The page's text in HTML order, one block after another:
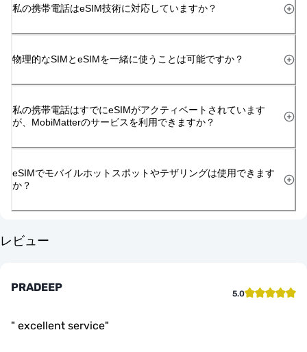
私の携帯電話はeSIM技術に対応していますか？
物理的なSIMとeSIMを一緒に使うことは可能ですか？
私の携帯電話はすでにeSIMがアクティベートされています
が、MobiMatterのサービスを利用できますか？
eSIMでモバイルホットスポットやテザリングは使用できます
か？
レビュー
PRADEEP 5.0
" excellent service"